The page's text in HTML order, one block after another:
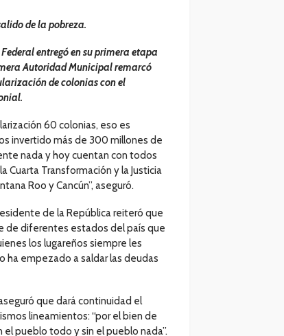
de la pobreza.
entregó en su primera etapa
Autoridad Municipal remarcó
de colonias con el
60 colonias, eso es
invertido más de 300 millones de
nada y hoy cuentan con todos
Cuarta Transformación y la Justicia
Roo y Cancún”, aseguró.
de la República reiteró que
de diferentes estados del país que
los lugareños siempre les
ha empezado a saldar las deudas
que dará continuidad el
lineamientos: “por el bien de
el pueblo todo y sin el pueblo nada”.